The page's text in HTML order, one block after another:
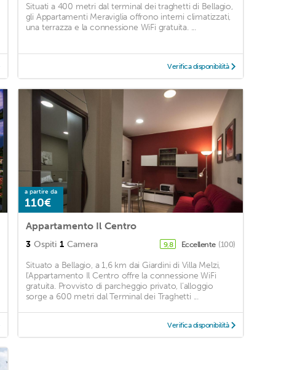
Situati a 400 metri dal terminal dei traghetti di Bellagio,
gli Appartamenti Meraviglia offrono interni climatizzati,
una terrazza e la connessione WiFi gratuita. ...
Verifica disponibilità
a partire da
110€
Appartamento Il Centro
3 Ospiti 1 Camera 9,8 Eccellente (100)
Situato a Bellagio, a 1,6 km dai Giardini di Villa Melzi,
l'Appartamento Il Centro offre la connessione WiFi
gratuita. Provvisto di parcheggio privato, l’alloggio
sorge a 600 metri dal Terminal dei Traghetti ...
Verifica disponibilità